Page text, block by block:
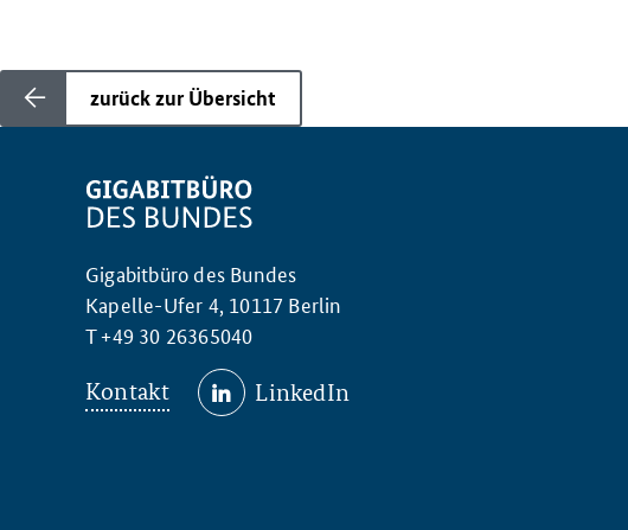
zurück zur Übersicht
Gigabitbüro des Bundes
Kapelle-Ufer 4, 10117 Berlin
T +49 30 26365040
Kontakt
LinkedIn